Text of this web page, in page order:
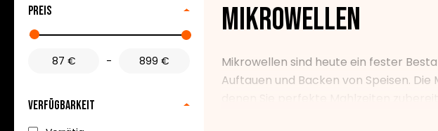
Preis
-
Verfügbarkeit
Mikrowellen
Mikrowellen sind heute ein fester
Auftauen und Backen von Speisen.